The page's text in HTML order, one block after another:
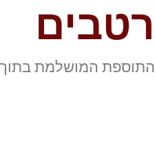
רטבים
התוספת המושלמת